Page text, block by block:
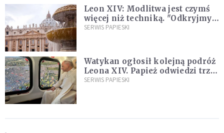
Leon XIV: Modlitwa jest czymś
więcej niż techniką. "Odkryjmy
ją na nowo"
SERWIS PAPIESKI
Watykan ogłosił kolejną podróż
Leona XIV. Papież odwiedzi trzy
kraje Ameryki Południowej
SERWIS PAPIESKI